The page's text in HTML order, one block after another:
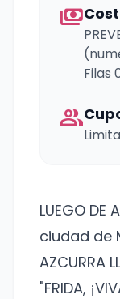
payments
Filas
group
LUEGO DE
ciudad de
AZCURRA
"FRIDA,